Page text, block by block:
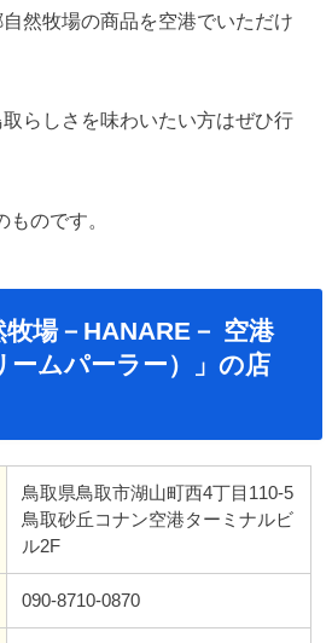
然牧場の商品を空港でいただけ
らしさを味わいたい方はぜひ行
のです。
牧場－HANARE－ 空港
ームパーラー）」の店
鳥取県鳥取市湖山町西4丁目110-5
鳥取砂丘コナン空港ターミナルビ
ル2F
090-8710-0870